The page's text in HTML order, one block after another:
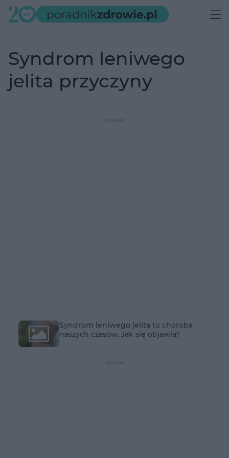
syndrom leniwego
jelita przyczyny
Syndrom leniwego jelita to choroba
naszych czasów. Jak się objawia?